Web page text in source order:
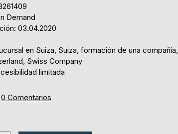
Demand
03.04.2020
en Suiza, Suiza, formación de una compañía,
Swiss Company
limitada
0 Comentarios